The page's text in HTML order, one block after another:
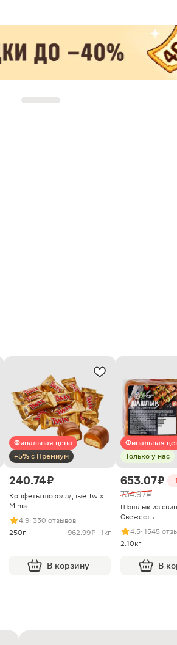
Финальная цена
+5% с Премиум
240.74 ₽
Конфеты шоколадные Twix
Minis
4.9· 330 отзывов
250г
962.99 ₽ · 1кг
В корзину
Финальная
Только у нас
653.07 ₽ -
734.97 ₽
Шашлык из
Свежесть
4.5· 1545
2.10кг
В